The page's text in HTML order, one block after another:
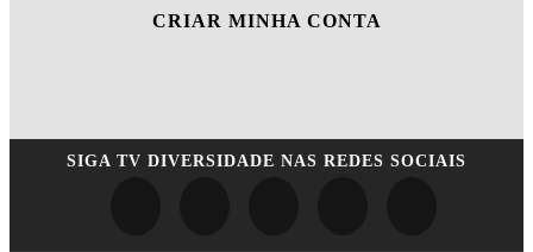
CRIAR MINHA CONTA
SIGA TV DIVERSIDADE NAS REDES SOCIAIS